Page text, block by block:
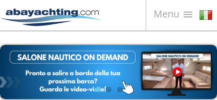
Menu
Barche in vendita
Chi siamo
Vendi la tua barca